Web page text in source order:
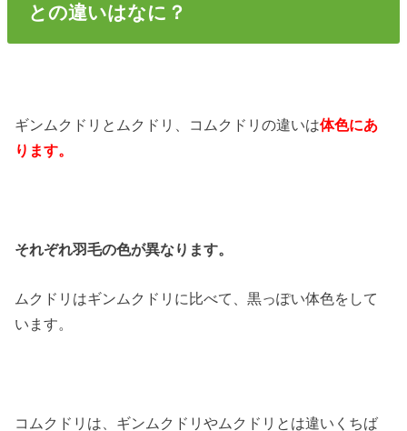
との違いはなに？
ギンムクドリとムクドリ、コムクドリの違いは体色にあ
ります。
それぞれ羽毛の色が異なります。
ムクドリはギンムクドリに比べて、黒っぽい体色をして
います。
コムクドリは、ギンムクドリやムクドリとは違いくちば